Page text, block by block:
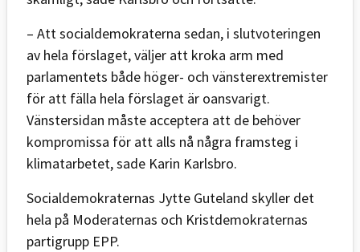
– Att socialdemokraterna sedan, i slutvoteringen
av hela förslaget, väljer att kroka arm med
parlamentets både höger- och vänsterextremister
för att fälla hela förslaget är oansvarigt.
Vänstersidan måste acceptera att de behöver
kompromissa för att alls nå några framsteg i
klimatarbetet, sade Karin Karlsbro.
Socialdemokraternas Jytte Guteland skyller det
hela på Moderaternas och Kristdemokraternas
partigrupp EPP.